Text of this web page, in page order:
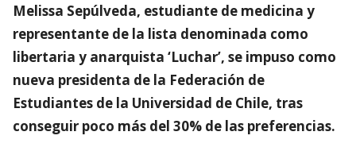
Melissa Sepúlveda, estudiante de medicina y
representante de la lista denominada como
libertaria y anarquista ‘Luchar’, se impuso como
nueva presidenta de la Federación de
Estudiantes de la Universidad de Chile, tras
conseguir poco más del 30% de las preferencias.